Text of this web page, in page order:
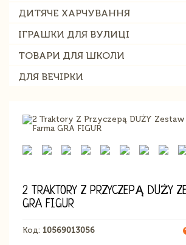
ДИТЯЧЕ ХАРЧУВАННЯ
ІГРАШКИ ДЛЯ ВУЛИЦІ
ТОВАРИ ДЛЯ ШКОЛИ
ДЛЯ ВЕЧІРКИ
2 TRAKTORY Z PRZYCZEPĄ DUŻY
GRA FIGUR
Код: 10569013056